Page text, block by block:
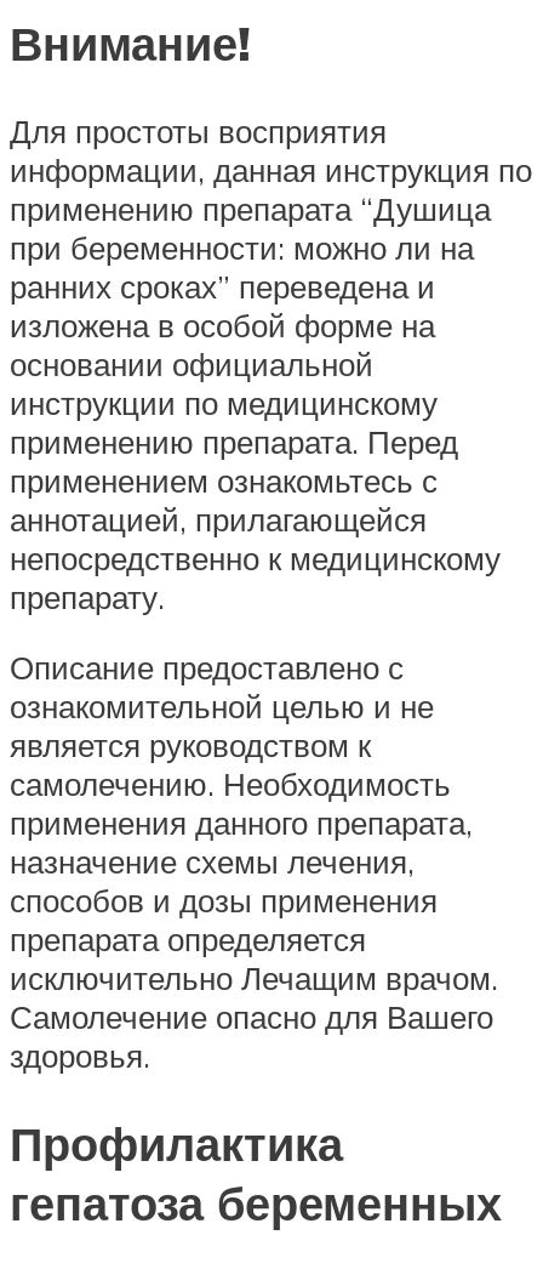
Внимание!
Для простоты восприятия
информации, данная инструкция по
применению препарата “Душица
при беременности: можно ли на
ранних сроках” переведена и
изложена в особой форме на
основании официальной
инструкции по медицинскому
применению препарата. Перед
применением ознакомьтесь с
аннотацией, прилагающейся
непосредственно к медицинскому
препарату.
Описание предоставлено с
ознакомительной целью и не
является руководством к
самолечению. Необходимость
применения данного препарата,
назначение схемы лечения,
способов и дозы применения
препарата определяется
исключительно Лечащим врачом.
Самолечение опасно для Вашего
здоровья.
Профилактика
гепатоза беременных